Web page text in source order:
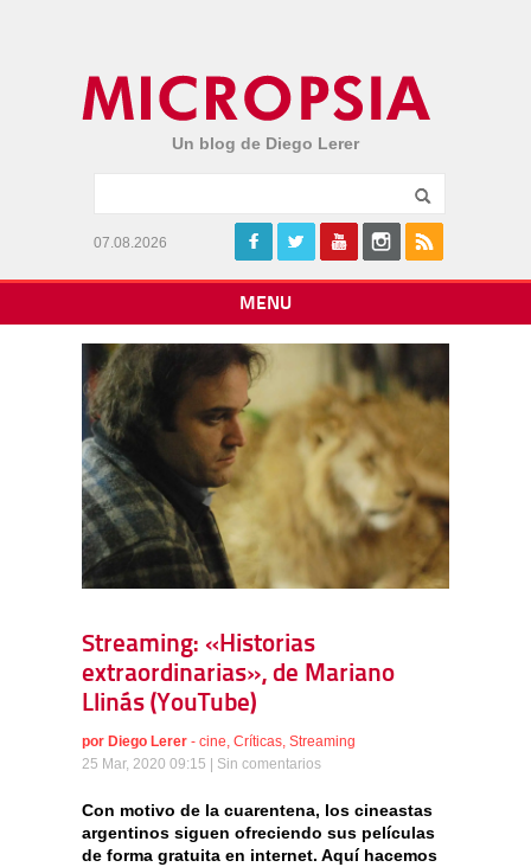
Un blog de Diego Lerer
07.08.2026
MENU
Streaming: «Historias
extraordinarias», de Mariano
Llinás (YouTube)
por Diego Lerer - cine, Críticas, Streaming
25 Mar, 2020 09:15 | Sin comentarios
Con motivo de la cuarentena, los cineastas
argentinos siguen ofreciendo sus películas
de forma gratuita en internet. Aquí hacemos